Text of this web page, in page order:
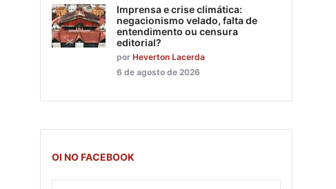
Imprensa e crise climática:
negacionismo velado, falta de
entendimento ou censura
editorial?
por Heverton Lacerda
6 de agosto de 2026
OI NO FACEBOOK